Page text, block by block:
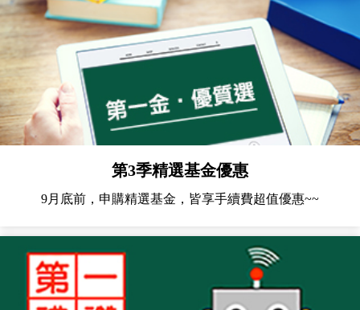
及自動化產業基金 -I
類型
08/05 0.13
第一金全球AI機器人
及自動化產業基金 -N
類型
0.15 0.49 %
第一金全球AI機器人
第一金全球AI機器人
第一金全球AI機器人
及自動化產業基金 -
美元
第3季精選基金優惠
9月底前，申購精選基金，皆享手續費超值優惠~~